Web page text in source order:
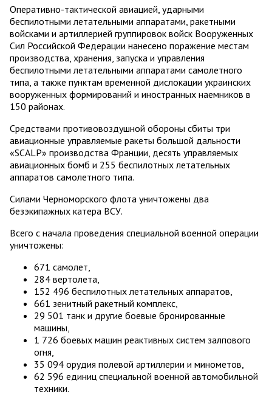
Оперативно-тактической авиацией, ударными
беспилотными летательными аппаратами, ракетными
войсками и артиллерией группировок войск Вооруженных
Сил Российской Федерации нанесено поражение местам
производства, хранения, запуска и управления
беспилотными летательными аппаратами самолетного
типа, а также пунктам временной дислокации украинских
вооруженных формирований и иностранных наемников в
150 районах.
Средствами противовоздушной обороны сбиты три
авиационные управляемые ракеты большой дальности
«SCALP» производства Франции, десять управляемых
авиационных бомб и 255 беспилотных летательных
аппаратов самолетного типа.
Силами Черноморского флота уничтожены два
безэкипажных катера ВСУ.
Всего с начала проведения специальной военной операции
уничтожены:
671 самолет,
284 вертолета,
152 496 беспилотных летательных аппаратов,
661 зенитный ракетный комплекс,
29 501 танк и другие боевые бронированные
машины,
1 726 боевых машин реактивных систем залпового
огня,
35 094 орудия полевой артиллерии и минометов,
62 596 единиц специальной военной автомобильной
техники.